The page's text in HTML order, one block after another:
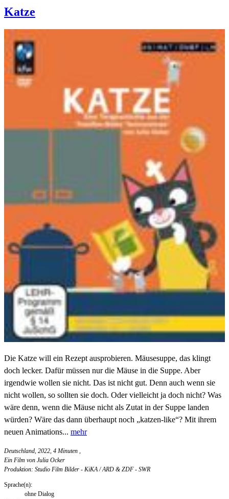
Katze
Die Katze will ein Rezept ausprobieren. Mäusesuppe, das klingt
doch lecker. Dafür müssen nur die Mäuse in die Suppe. Aber
irgendwie wollen sie nicht. Das ist nicht gut. Denn auch wenn sie
nicht wollen, so sollten sie doch. Oder vielleicht ja doch nicht? Was
wäre denn, wenn die Mäuse nicht als Zutat in der Suppe landen
würden? Wäre das dann überhaupt noch „katzen-like“? Mit ihrem
neuen Animations... mehr
Deutschland, 2022, 4 Minuten ,
Ein Film von Julia Ocker
Produktion: Studio Film Bilder - KiKA / ARD & ZDF - SWR
Sprache(n):
ohne Dialog